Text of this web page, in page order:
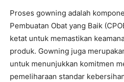
Proses gowning adalah
Pembuatan Obat yang Baik
ketat untuk memastikan
produk. Gowning juga
untuk menunjukkan komitmen
pemeliharaan standar